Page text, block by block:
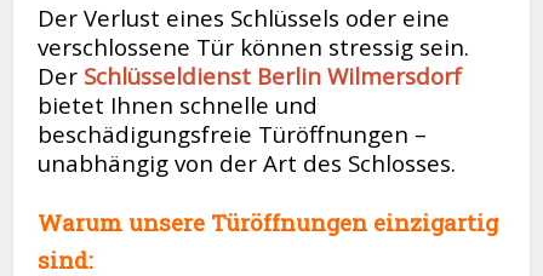
Der Verlust eines Schlüssels oder eine
verschlossene Tür können stressig sein.
Der Schlüsseldienst Berlin Wilmersdorf
bietet Ihnen schnelle und
beschädigungsfreie Türöffnungen –
unabhängig von der Art des Schlosses.
Warum unsere Türöffnungen einzigartig
sind: